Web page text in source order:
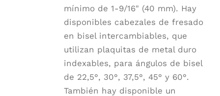
mínimo de 1-9/16" (40 mm). Hay
disponibles cabezales de fresado
en bisel intercambiables, que
utilizan plaquitas de metal duro
indexables, para ángulos de bisel
de 22,5°, 30°, 37,5°, 45° y 60°.
También hay disponible un